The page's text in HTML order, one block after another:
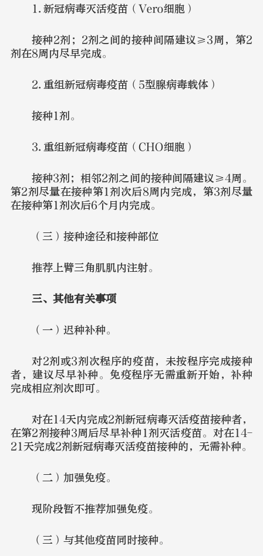
1.新冠病毒灭活疫苗（Vero细胞）
接种2剂；2剂之间的接种间隔建议≥3周，第2
剂在8周内尽早完成。
2.重组新冠病毒疫苗（5型腺病毒载体）
接种1剂。
3.重组新冠病毒疫苗（CHO细胞）
接种3剂；相邻2剂之间的接种间隔建议≥4周。
第2剂尽量在接种第1剂次后8周内完成，第3剂尽量
在接种第1剂次后6个月内完成。
（三）接种途径和接种部位
推荐上臂三角肌肌内注射。
三、其他有关事项
（一）迟种补种。
对2剂或3剂次程序的疫苗，未按程序完成接种
者，建议尽早补种。免疫程序无需重新开始，补种
完成相应剂次即可。
对在14天内完成2剂新冠病毒灭活疫苗接种者，
在第2剂接种3周后尽早补种1剂灭活疫苗。对在14-
21天完成2剂新冠病毒灭活疫苗接种的，无需补种。
（二）加强免疫。
现阶段暂不推荐加强免疫。
（三）与其他疫苗同时接种。